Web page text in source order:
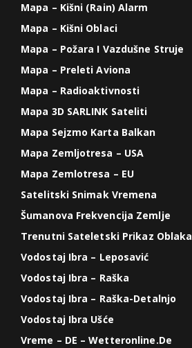
Mapa – Kišni (Rain) Alarm
Mapa – Kišni Oblaci
Mapa – Požara I Vazdušne Struje
Mapa – Preleti Aviona
Mapa – Radioaktivnosti
Mapa 3D SARLINK Sateliti
Mapa Sejzmo Karta Balkan
Mapa Zemljotresa – USA
Mapa Zemlotresa – EU
Satelitski Snimak Vremena
Šumanova Frekvencija Zemlje
Trenutni Sateletski Prikaz Oblaka
Vodostaj Ibra – Leposavić
Vodostaj Ibra – Raška
Vodostaj Ibra – Raška-Detalnjo
Vodostaj Ibra Ušće
Vreme – DE – Wetteronline.de